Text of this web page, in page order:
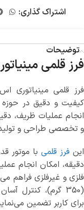
اشتراک گذاری:
توضیحات
فرز قلمی
کیفیت و دقیق در
انجام عملیات ظریف،
و تخصصی طراحی و
این فرز قلمی
دقیقه، امکان انجام
فلزی و غیرفلزی فراهم
(350 گرم)، کنترل
برای کاربر تضمین